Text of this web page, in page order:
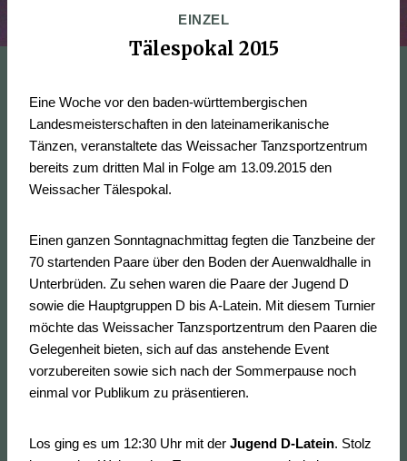
EINZEL
Tälespokal 2015
Eine Woche vor den baden-württembergischen
Landesmeisterschaften in den lateinamerikanische
Tänzen, veranstaltete das Weissacher Tanzsportzentrum
bereits zum dritten Mal in Folge am 13.09.2015 den
Weissacher Tälespokal.
Einen ganzen Sonntagnachmittag fegten die Tanzbeine der
70 startenden Paare über den Boden der Auenwaldhalle in
Unterbrüden. Zu sehen waren die Paare der Jugend D
sowie die Hauptgruppen D bis A-Latein. Mit diesem Turnier
möchte das Weissacher Tanzsportzentrum den Paaren die
Gelegenheit bieten, sich auf das anstehende Event
vorzubereiten sowie sich nach der Sommerpause noch
einmal vor Publikum zu präsentieren.
Los ging es um 12:30 Uhr mit der Jugend D-Latein. Stolz